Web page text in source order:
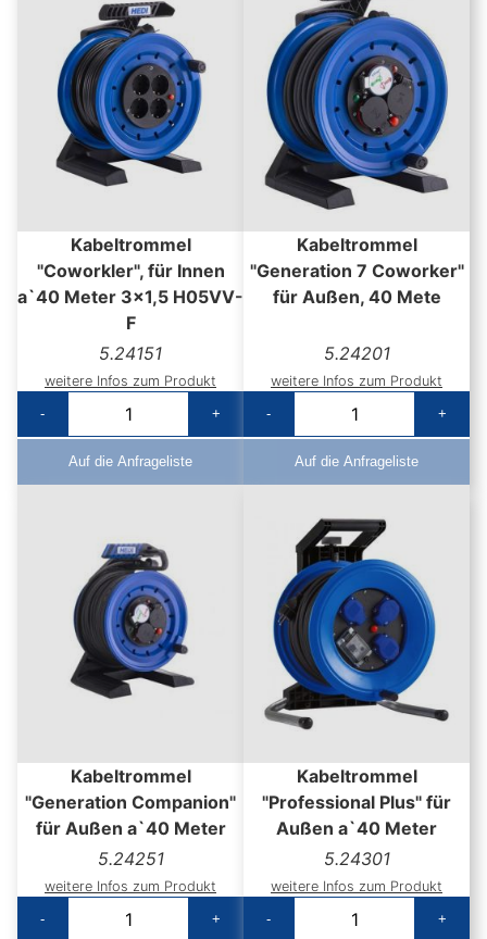
Kabeltrommel
"Coworkler", für Innen
a`40 Meter 3x1,5 H05VV-
F
5.24151
weitere Infos zum Produkt
-
+
Auf die Anfrageliste
Kabeltrommel
"Generation 7 Coworker"
für Außen, 40 Mete
5.24201
weitere Infos zum Produkt
-
+
Auf die Anfrageliste
Kabeltrommel
"Generation Companion"
für Außen a`40 Meter
5.24251
weitere Infos zum Produkt
-
+
Kabeltrommel
"Professional Plus" für
Außen a`40 Meter
5.24301
weitere Infos zum Produkt
-
+